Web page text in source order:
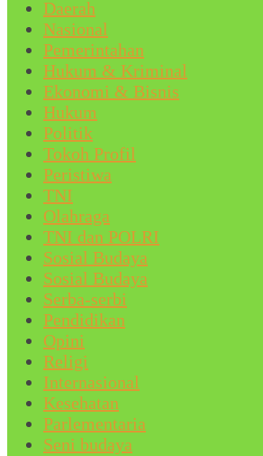
Daerah
Nasional
Pemerintahan
Hukum & Kriminal
Ekonomi & Bisnis
Hukum
Politik
Tokoh Profil
Peristiwa
TNI
Olahraga
TNI dan POLRI
Sosial Budaya
Sosial Budaya
Serba-serbi
Pendidikan
Opini
Religi
Internasional
Kesehatan
Parlementaria
Seni budaya